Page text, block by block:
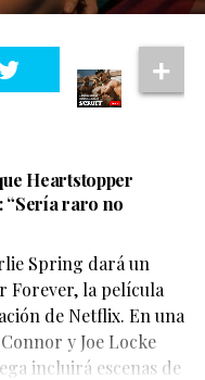
gran parte del
impresión. Su
en la historia y
humana sobre las
Heartstopper
“Sería raro no
Spring dará un
Forever, la película
de Netflix. En una
y Joe Locke
incluirá escenas de